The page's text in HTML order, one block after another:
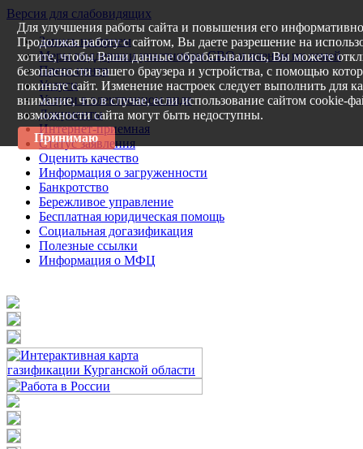
Версия для слабовидящих
Запись на прием
Меры поддержки участникам СВО и членам их семей
Пресс-центр
Услуги
Услуги в электронном виде
Документы
Интернет-приемная
Статус заявления
Оценить качество
Информация о загруженности
Банкротство
Бережливое управление
Бесплатная юридическая помощь
Социальная догазификация
Полезные ссылки
Информация о МФЦ
Для улучшения работы сайта и повышения его
Продолжая работу с сайтом, Вы даете разрешение на
хотите, чтобы Ваши данные обрабатывались, Вы можете
безопасности вашего браузера и устройства, с помощью
покиньте сайт. Изменение настроек следует выполнить для
внимание, что в случае, если использование сайтом cookie-
возможности сайта могут быть недоступны.
Принимаю